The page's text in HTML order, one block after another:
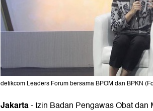
detikcom Leaders Forum bersama BPOM dan BPKN
Jakarta-Izin Badan Pengawas Obat